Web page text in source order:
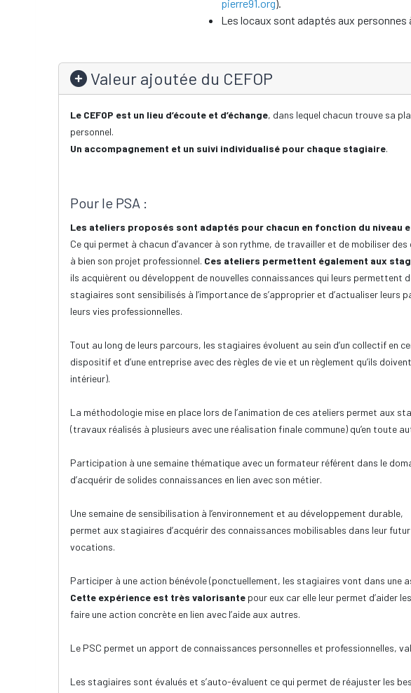
pierre91.org).
Les locaux sont adaptés aux personnes
Valeur ajoutée du CEFOP
Le CEFOP est un lieu d’écoute et d’échange, dans lequel chacun trouve sa
personnel.
Un accompagnement et un suivi individualisé pour chaque stagiaire.
Pour le PSA :
Les ateliers proposés sont adaptés pour chacun en fonction du niveau
Ce qui permet à chacun d’avancer à son rythme, de travailler et de mobiliser
à bien son projet professionnel. Ces ateliers permettent également aux
ils acquièrent ou développent de nouvelles connaissances qui leurs permettent
stagiaires sont sensibilisés à l’importance de s’approprier et d’actualiser leurs
leurs vies professionnelles.
Tout au long de leurs parcours, les stagiaires évoluent au sein d’un collectif en
dispositif et d’une entreprise avec des règles de vie et un règlement qu’ils
intérieur).
La méthodologie mise en place lors de l’animation de ces ateliers permet aux
(travaux réalisés à plusieurs avec une réalisation finale commune) qu’en toute
Participation à une semaine thématique avec un formateur référent dans le
d’acquérir de solides connaissances en lien avec son métier.
Une semaine de sensibilisation à l’environnement et au développement durable,
permet aux stagiaires d’acquérir des connaissances mobilisables dans leur
vocations.
Participer à une action bénévole (ponctuellement, les stagiaires vont dans une
Cette expérience est très valorisante pour eux car elle leur permet d’aider
faire une action concrète en lien avec l’aide aux autres.
Le PSC permet un apport de connaissances personnelles et professionnelles,
Les stagiaires sont évalués et s’auto-évaluent ce qui permet de réajuster les